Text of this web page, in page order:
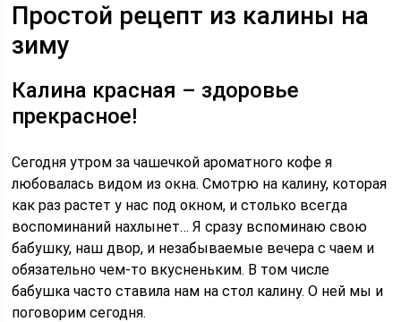
Простой рецепт из калины на
зиму
Калина красная – здоровье
прекрасное!
Сегодня утром за чашечкой ароматного кофе я
любовалась видом из окна. Смотрю на калину, которая
как раз растет у нас под окном, и столько всегда
воспоминаний нахлынет… Я сразу вспоминаю свою
бабушку, наш двор, и незабываемые вечера с чаем и
обязательно чем-то вкусненьким. В том числе
бабушка часто ставила нам на стол калину. О ней мы и
поговорим сегодня.